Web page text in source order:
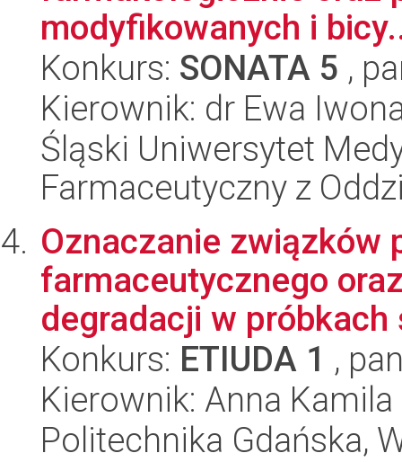
modyfikowanych i
Konkurs: SONATA 5 ,
Kierownik: dr Ewa
Śląski Uniwersytet
Farmaceutyczny z
Oznaczanie związków
farmaceutycznego
degradacji w
Konkurs: ETIUDA 1 ,
Kierownik: Anna
Politechnika Gdańska,